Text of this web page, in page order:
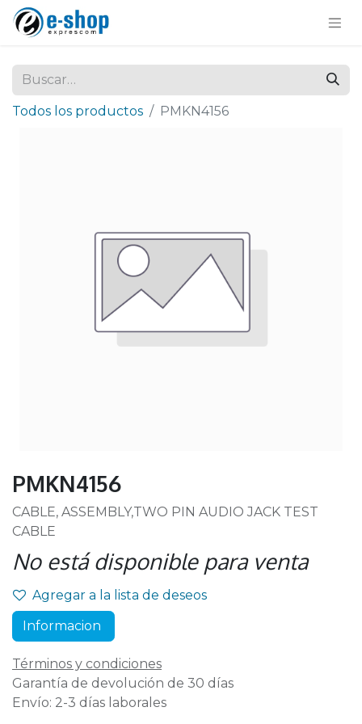
Todos los productos PMKN4156
PMKN4156
CABLE, ASSEMBLY,TWO PIN AUDIO JACK TEST
CABLE
No está disponible para venta
Agregar a la lista de deseos
Informacion
Términos y condiciones
Garantía de devolución de 30 días
Envío: 2-3 días laborales